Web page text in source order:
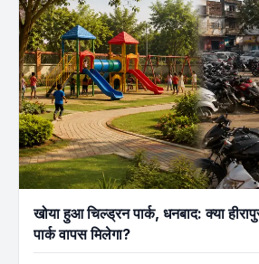
खोया हुआ चिल्ड्रन पार्क, धनबाद: क्या
पार्क वापस मिलेगा?